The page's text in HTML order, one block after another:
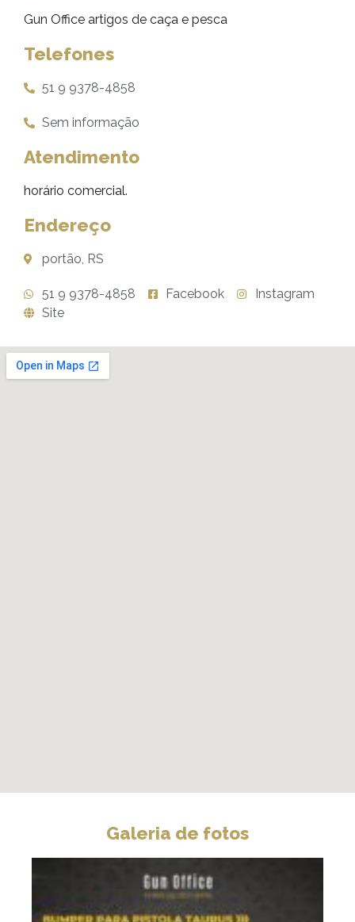
Gun Office artigos de caça e pesca
Telefones
51 9 9378-4858
Sem informação
Atendimento
horário comercial.
Endereço
portão, RS
51 9 9378-4858 Facebook
Instagram
Site
Galeria de fotos